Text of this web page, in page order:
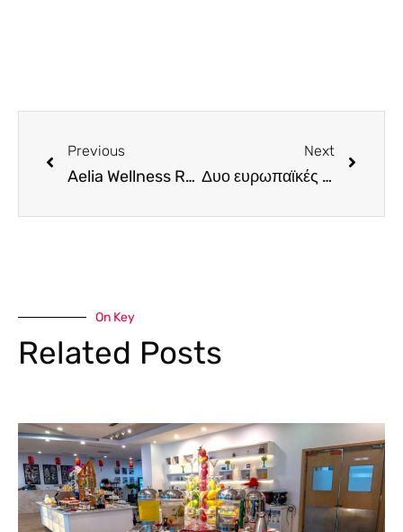
Previous
Aelia Wellness Retreat. Το ρεβεγιόν παραμονής Πρωτοχρονιάς που θα σου μείνει αξέχαστο
Next
Δυο ευρωπαϊκές χώρες ενώνονται με το μεγαλύτερο υποθαλάσσιο τούνελ αυτοκινήτων στον κόσμο. (video)
On Key
Related Posts